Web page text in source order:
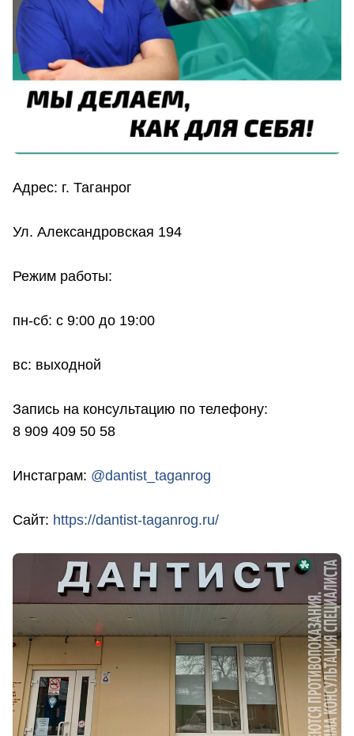
Адрес: г. Таганрог
Ул. Александровская 194
Режим работы:
пн-сб: с 9:00 до 19:00
вс: выходной
Запись на консультацию по телефону:
8 909 409 50 58
Инстаграм: @dantist_taganrog
Сайт: https://dantist-taganrog.ru/